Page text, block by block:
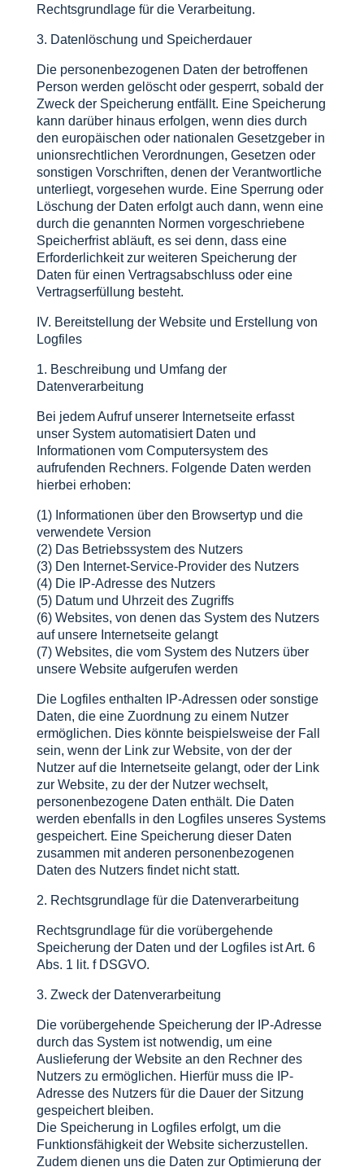
Rechtsgrundlage für die Verarbeitung.
3. Datenlöschung und Speicherdauer
Die personenbezogenen Daten der betroffenen
Person werden gelöscht oder gesperrt, sobald der
Zweck der Speicherung entfällt. Eine Speicherung
kann darüber hinaus erfolgen, wenn dies durch
den europäischen oder nationalen Gesetzgeber in
unionsrechtlichen Verordnungen, Gesetzen oder
sonstigen Vorschriften, denen der Verantwortliche
unterliegt, vorgesehen wurde. Eine Sperrung oder
Löschung der Daten erfolgt auch dann, wenn eine
durch die genannten Normen vorgeschriebene
Speicherfrist abläuft, es sei denn, dass eine
Erforderlichkeit zur weiteren Speicherung der
Daten für einen Vertragsabschluss oder eine
Vertragserfüllung besteht.
IV. Bereitstellung der Website und Erstellung von
Logfiles
1. Beschreibung und Umfang der
Datenverarbeitung
Bei jedem Aufruf unserer Internetseite erfasst
unser System automatisiert Daten und
Informationen vom Computersystem des
aufrufenden Rechners. Folgende Daten werden
hierbei erhoben:
(1) Informationen über den Browsertyp und die
verwendete Version
(2) Das Betriebssystem des Nutzers
(3) Den Internet-Service-Provider des Nutzers
(4) Die IP-Adresse des Nutzers
(5) Datum und Uhrzeit des Zugriffs
(6) Websites, von denen das System des Nutzers
auf unsere Internetseite gelangt
(7) Websites, die vom System des Nutzers über
unsere Website aufgerufen werden
Die Logfiles enthalten IP-Adressen oder sonstige
Daten, die eine Zuordnung zu einem Nutzer
ermöglichen. Dies könnte beispielsweise der Fall
sein, wenn der Link zur Website, von der der
Nutzer auf die Internetseite gelangt, oder der Link
zur Website, zu der der Nutzer wechselt,
personenbezogene Daten enthält. Die Daten
werden ebenfalls in den Logfiles unseres Systems
gespeichert. Eine Speicherung dieser Daten
zusammen mit anderen personenbezogenen
Daten des Nutzers findet nicht statt.
2. Rechtsgrundlage für die Datenverarbeitung
Rechtsgrundlage für die vorübergehende
Speicherung der Daten und der Logfiles ist Art. 6
Abs. 1 lit. f DSGVO.
3. Zweck der Datenverarbeitung
Die vorübergehende Speicherung der IP-Adresse
durch das System ist notwendig, um eine
Auslieferung der Website an den Rechner des
Nutzers zu ermöglichen. Hierfür muss die IP-
Adresse des Nutzers für die Dauer der Sitzung
gespeichert bleiben.
Die Speicherung in Logfiles erfolgt, um die
Funktionsfähigkeit der Website sicherzustellen.
Zudem dienen uns die Daten zur Optimierung der